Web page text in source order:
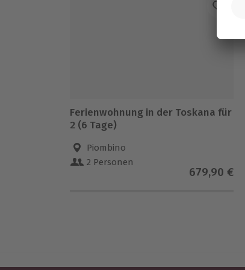
Ferienwohnung in der Toskana für
2 (6 Tage)
Piombino
2 Personen
679,90 €